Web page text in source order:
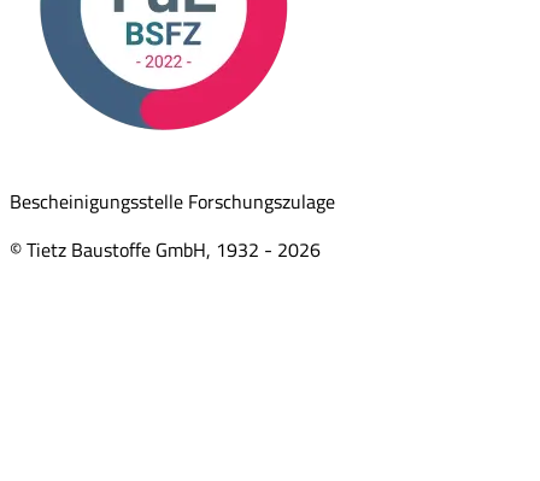
Bescheinigungsstelle Forschungszulage
© Tietz Baustoffe GmbH, 1932 - 2026